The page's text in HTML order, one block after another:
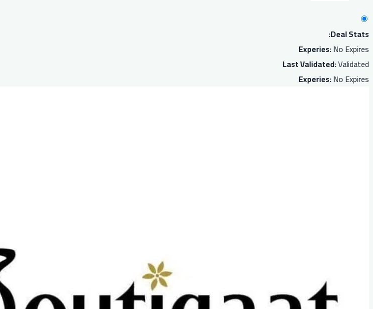
Deal Stats:
Experies:No Expires
Last Validated:Validated
Experies:No Expires